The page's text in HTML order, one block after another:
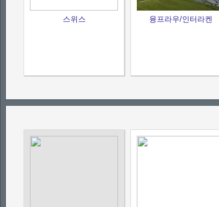
스위스 융프라우/인터라켄